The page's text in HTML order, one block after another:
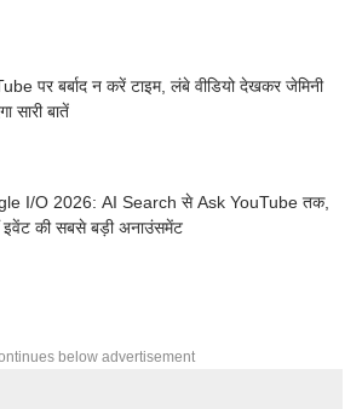
पर बर्बाद न करें टाइम, लंबे वीडियो देखकर जेमिनी
सारी बातें
I/O 2026: AI Search से Ask YouTube तक,
इवेंट की सबसे बड़ी अनाउंसमेंट
below advertisement